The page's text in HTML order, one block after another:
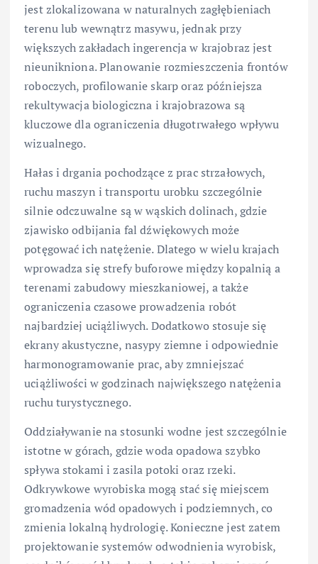
jest zlokalizowana w naturalnych zagłębieniach
terenu lub wewnątrz masywu, jednak przy
większych zakładach ingerencja w krajobraz jest
nieunikniona. Planowanie rozmieszczenia frontów
roboczych, profilowanie skarp oraz późniejsza
rekultywacja biologiczna i krajobrazowa są
kluczowe dla ograniczenia długotrwałego wpływu
wizualnego.
Hałas i drgania pochodzące z prac strzałowych,
ruchu maszyn i transportu urobku szczególnie
silnie odczuwalne są w wąskich dolinach, gdzie
zjawisko odbijania fal dźwiękowych może
potęgować ich natężenie. Dlatego w wielu krajach
wprowadza się strefy buforowe między kopalnią a
terenami zabudowy mieszkaniowej, a także
ograniczenia czasowe prowadzenia robót
najbardziej uciążliwych. Dodatkowo stosuje się
ekrany akustyczne, nasypy ziemne i odpowiednie
harmonogramowanie prac, aby zmniejszać
uciążliwości w godzinach największego natężenia
ruchu turystycznego.
Oddziaływanie na stosunki wodne jest szczególnie
istotne w górach, gdzie woda opadowa szybko
spływa stokami i zasila potoki oraz rzeki.
Odkrywkowe wyrobiska mogą stać się miejscem
gromadzenia wód opadowych i podziemnych, co
zmienia lokalną hydrologię. Konieczne jest zatem
projektowanie systemów odwodnienia wyrobisk,